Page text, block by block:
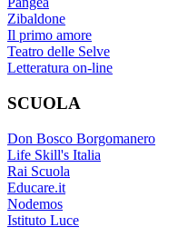
Zibaldone
Il primo amore
Teatro delle Selve
Letteratura on-line
SCUOLA
Don Bosco Borgomanero
Life Skill's Italia
Rai Scuola
Educare.it
Nodemos
Istituto Luce